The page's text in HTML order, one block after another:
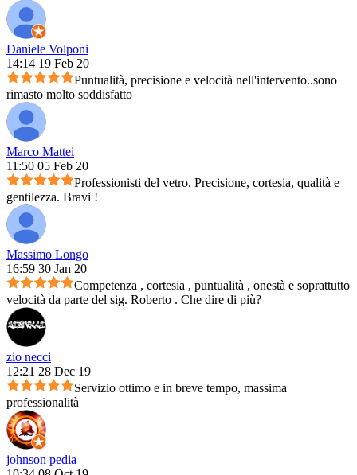
Daniele Volponi
14:14 19 Feb 20
Puntualità, precisione e velocità nell'intervento..sono
rimasto molto soddisfatto
Marco Mattei
11:50 05 Feb 20
Professionisti del vetro. Precisione, cortesia, qualità e
gentilezza. Bravi !
Massimo Longo
16:59 30 Jan 20
Competenza , cortesia , puntualità , onestà e soprattutto
velocità da parte del sig. Roberto . Che dire di più?
zio necci
12:21 28 Dec 19
Servizio ottimo e in breve tempo, massima
professionalità
johnson pedia